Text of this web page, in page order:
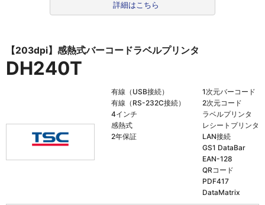
詳細はこちら
【203dpi】感熱式バーコードラベルプリンタ
DH240T
有線（USB接続）
有線（RS-232C接続）
4インチ
感熱式
2年保証
1次元バーコード
2次元コード
ラベルプリンタ
レシートプリンタ
LAN接続
GS1 DataBar
EAN-128
QRコード
PDF417
DataMatrix